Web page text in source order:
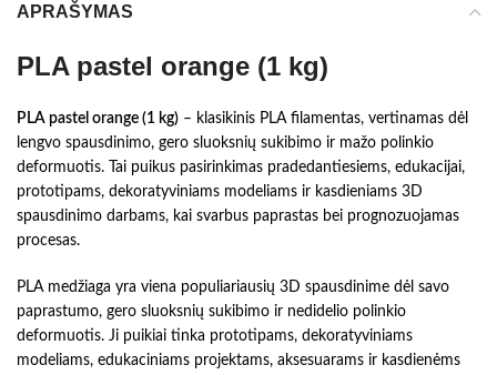
APRAŠYMAS
PLA pastel orange (1 kg)
PLA pastel orange (1 kg) – klasikinis PLA filamentas, vertinamas dėl
lengvo spausdinimo, gero sluoksnių sukibimo ir mažo polinkio
deformuotis. Tai puikus pasirinkimas pradedantiesiems, edukacijai,
prototipams, dekoratyviniams modeliams ir kasdieniams 3D
spausdinimo darbams, kai svarbus paprastas bei prognozuojamas
procesas.
PLA medžiaga yra viena populiariausių 3D spausdinime dėl savo
paprastumo, gero sluoksnių sukibimo ir nedidelio polinkio
deformuotis. Ji puikiai tinka prototipams, dekoratyviniams
modeliams, edukaciniams projektams, aksesuarams ir kasdienėms